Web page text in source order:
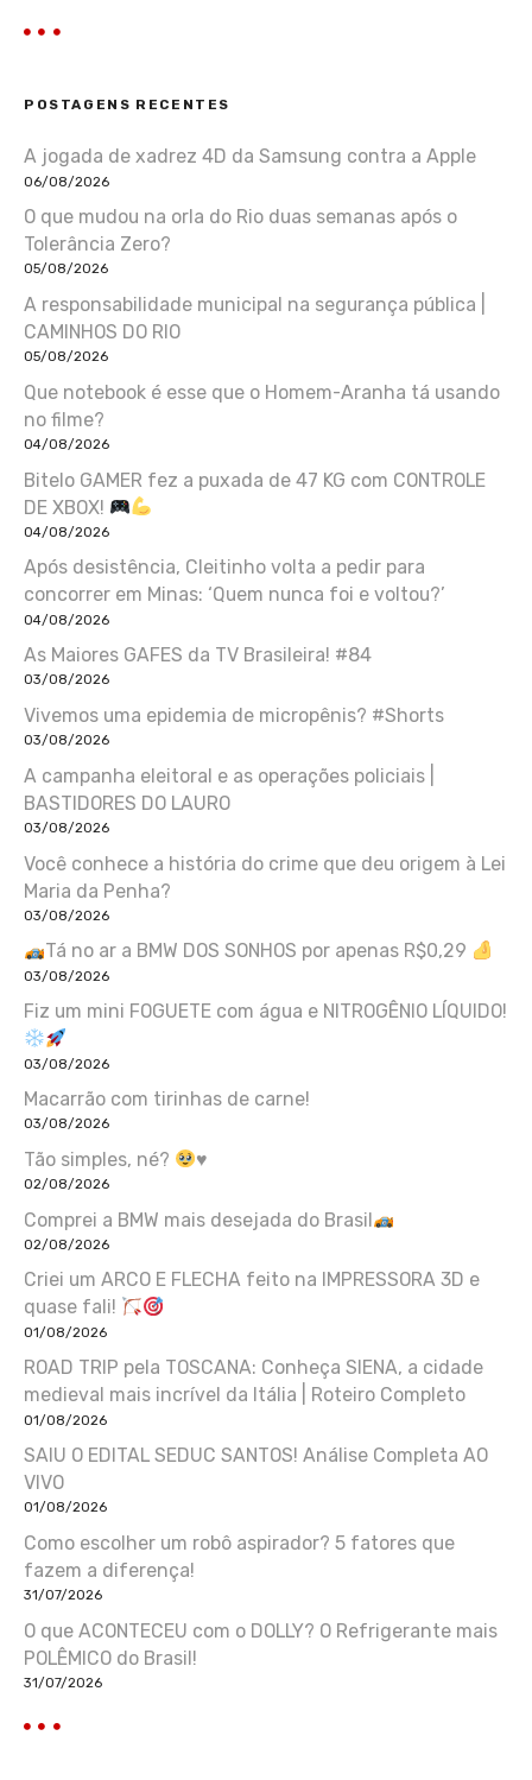
POSTAGENS RECENTES
A jogada de xadrez 4D da Samsung contra a Apple
06/08/2026
O que mudou na orla do Rio duas semanas após o
Tolerância Zero?
05/08/2026
A responsabilidade municipal na segurança pública |
CAMINHOS DO RIO
05/08/2026
Que notebook é esse que o Homem-Aranha tá usando
no filme?
04/08/2026
Bitelo GAMER fez a puxada de 47 KG com CONTROLE
DE XBOX!
04/08/2026
Após desistência, Cleitinho volta a pedir para
concorrer em Minas: ‘Quem nunca foi e voltou?’
04/08/2026
As Maiores GAFES da TV Brasileira! #84
03/08/2026
Vivemos uma epidemia de micropênis? #Shorts
03/08/2026
A campanha eleitoral e as operações policiais |
BASTIDORES DO LAURO
03/08/2026
Você conhece a história do crime que deu origem à Lei
Maria da Penha?
03/08/2026
Tá no ar a BMW DOS SONHOS por apenas R$0,29
03/08/2026
Fiz um mini FOGUETE com água e NITROGÊNIO LÍQUIDO!
03/08/2026
Macarrão com tirinhas de carne!
03/08/2026
Tão simples, né? ♥️
02/08/2026
Comprei a BMW mais desejada do Brasil
02/08/2026
Criei um ARCO E FLECHA feito na IMPRESSORA 3D e
quase fali!
01/08/2026
ROAD TRIP pela TOSCANA: Conheça SIENA, a cidade
medieval mais incrível da Itália | Roteiro Completo
01/08/2026
SAIU O EDITAL SEDUC SANTOS! Análise Completa AO
VIVO
01/08/2026
Como escolher um robô aspirador? 5 fatores que
fazem a diferença!
31/07/2026
O que ACONTECEU com o DOLLY? O Refrigerante mais
POLÊMICO do Brasil!
31/07/2026